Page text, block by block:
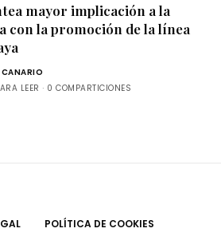
mayor implicación a la
con la promoción de la línea
LEER 0 COMPARTICIONES
POLÍTICA DE COOKIES